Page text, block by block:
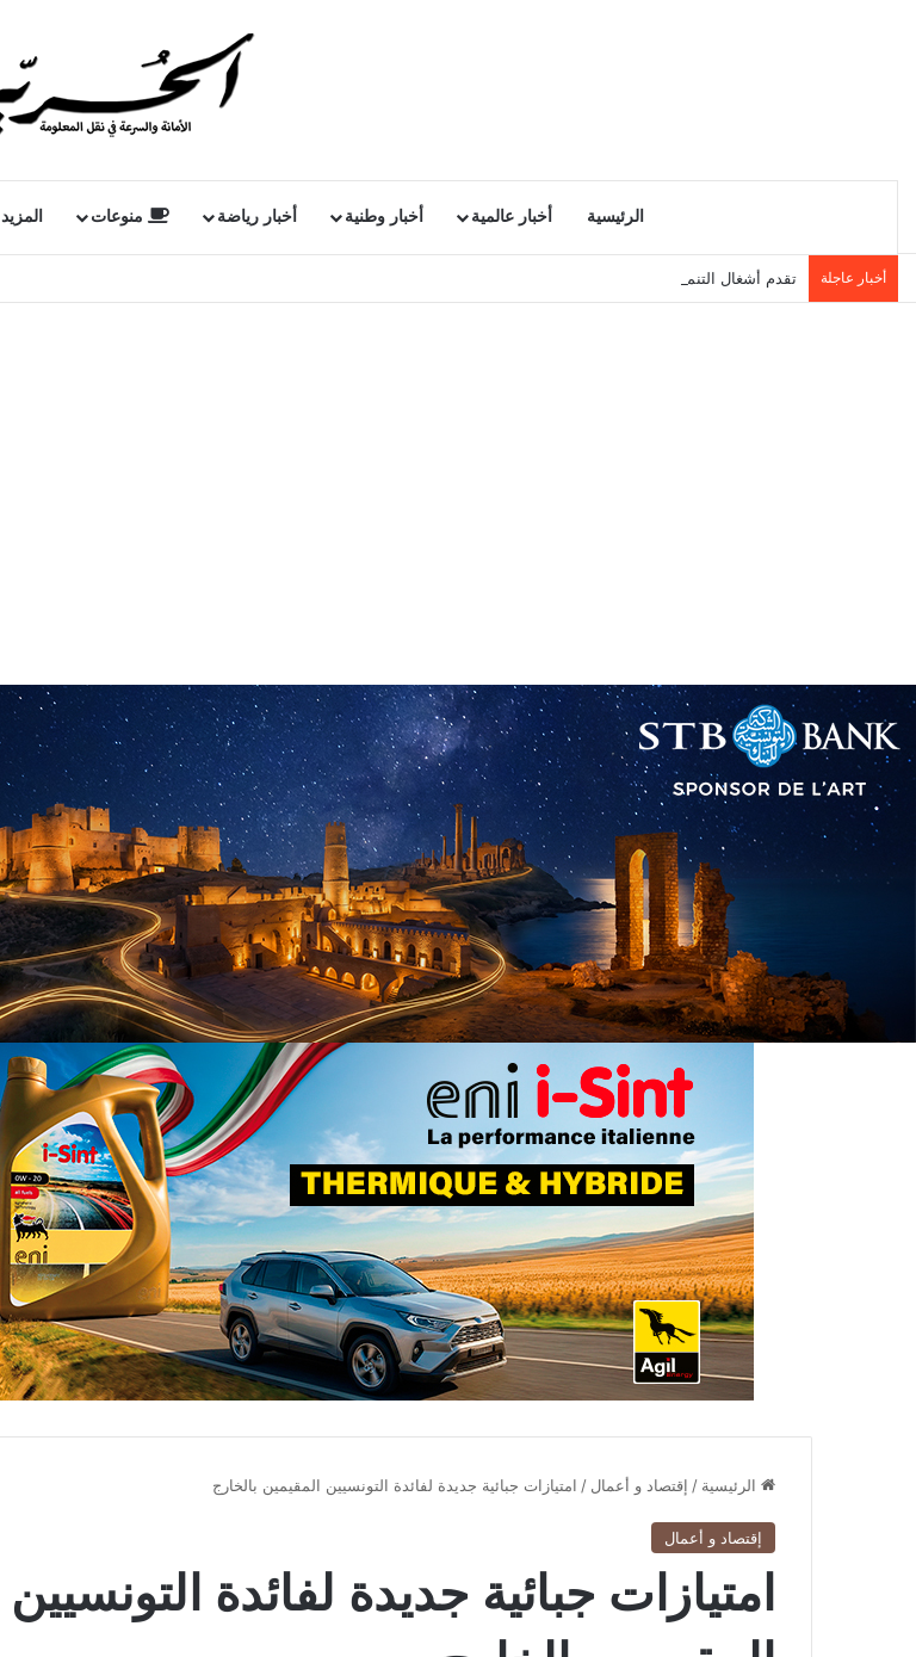
الرئيسية أخبار عالمية أخبار وطنية أخبار رياضة منوعات المزيد
أخبار عاجلة تقدم أشغال التنمية المحلية في سيدي حسين
الرئيسية / إقتصاد و أعمال / امتيازات جبائية جديدة لفائدة التونسيين المقيمين بالخارج
إقتصاد و أعمال
امتيازات جبائية جديدة لفائدة التونسيين